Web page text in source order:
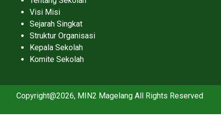
Visi Misi
Sejarah Singkat
Struktur Organisasi
Kepala Sekolah
Komite Sekolah
Copyright@2026, MIN2 Magelang All Rights Reserved